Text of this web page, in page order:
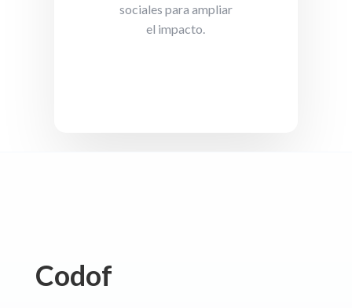
sociales para ampliar
el impacto.
Codof